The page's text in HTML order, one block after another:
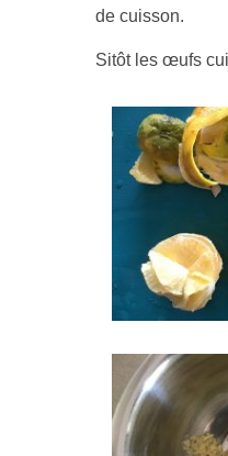
de cuisson.
Sitôt les œufs